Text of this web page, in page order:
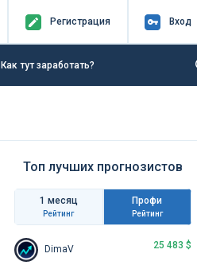
Регистрация Вход
Как тут заработать?
Топ лучших прогнозистов
1 месяц
Рейтинг
Профи
Рейтинг
DimaV 25 483 $